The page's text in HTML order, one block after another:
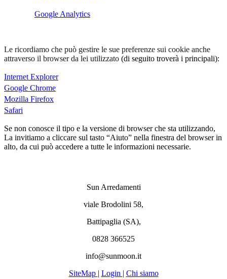
Google Analytics
Le ricordiamo che può gestire le sue preferenze sui cookie anche
attraverso il browser da lei utilizzato (di seguito troverà i principali):
Internet Explorer
Google Chrome
Mozilla Firefox
Safari
Se non conosce il tipo e la versione di browser che sta utilizzando,
La invitiamo a cliccare sul tasto “Aiuto” nella finestra del browser in
alto, da cui può accedere a tutte le informazioni necessarie.
Sun Arredamenti
viale Brodolini 58,
Battipaglia (SA),
0828 366525
info@sunmoon.it
SiteMap | Login | Chi siamo